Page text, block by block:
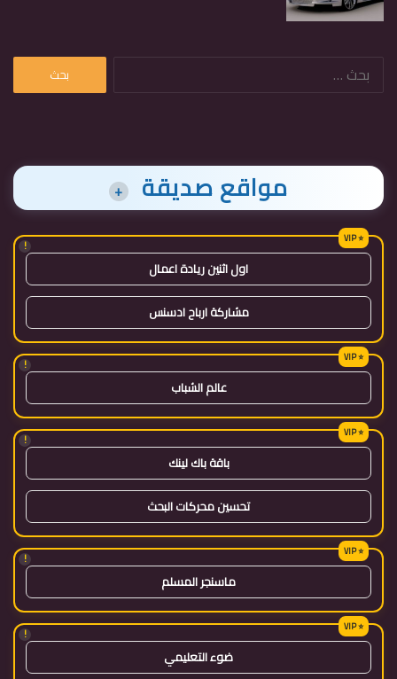
البحث
مواقع صديقة +
!
اول اثنين ريادة اعمال
مشاركة ارباح ادسنس
!
عالم الشباب
!
باقة باك لينك
تحسين محركات البحث
!
ماسنجر المسلم
!
ضوء التعليمي